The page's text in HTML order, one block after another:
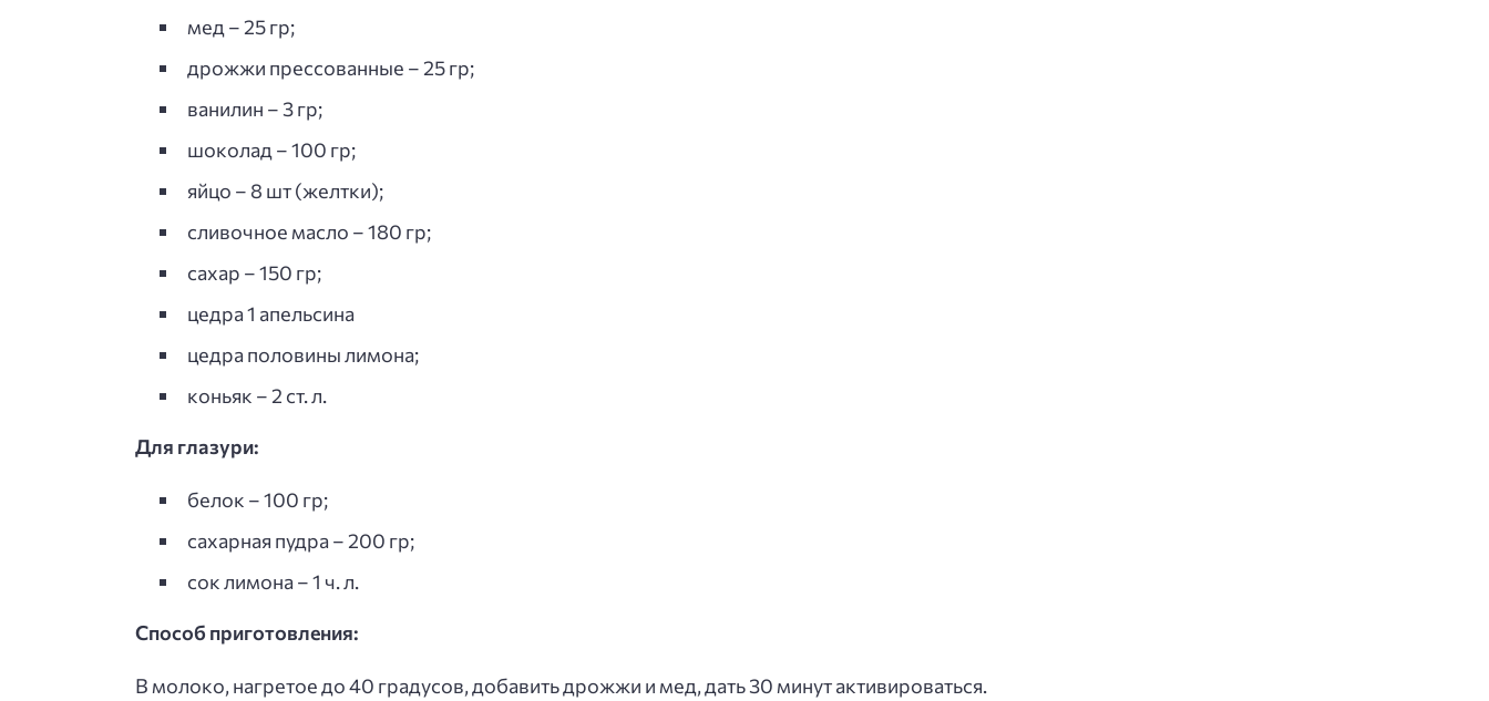
мед – 25 гр;
дрожжи прессованные – 25 гр;
ванилин – 3 гр;
шоколад – 100 гр;
яйцо – 8 шт (желтки);
сливочное масло – 180 гр;
сахар – 150 гр;
цедра 1 апельсина
цедра половины лимона;
коньяк – 2 ст. л.
Для глазури:
белок – 100 гр;
сахарная пудра – 200 гр;
сок лимона – 1 ч. л.
Способ приготовления:
В молоко, нагретое до 40 градусов, добавить дрожжи и мед, дать 30 минут активироваться.